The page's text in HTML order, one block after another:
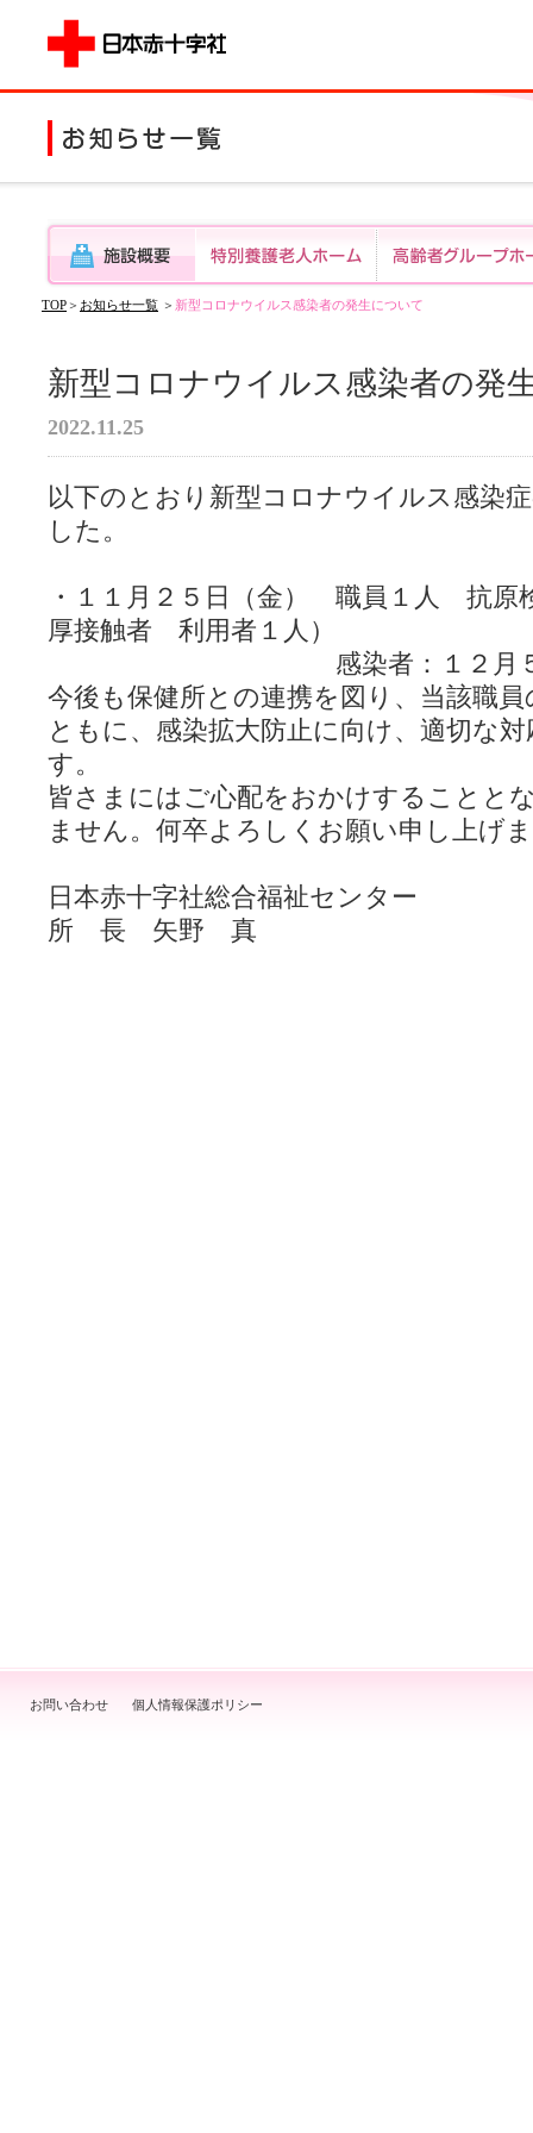
TOP ＞ お知らせ一覧 ＞ 新型コロナウイルス感染者の発生について
新型コロナウイルス感染者の発
2022.11.25
以下のとおり新型コロナウイルス感染
した。
・１１ 月２５日（金） 職員１人 抗原
厚接触者 利用者１人）
感染者：１２月５日以
今後も保健所との連携を図り、当該職
ともに、感染拡大防止に向け、適切な
す。
皆さまにはご心配をおかけすることと
ません。何卒よろしくお願い申し上げ
日本赤十字社総合福祉センター
所 長 矢野 真
お問い合わせ 個人情報保護ポリシー